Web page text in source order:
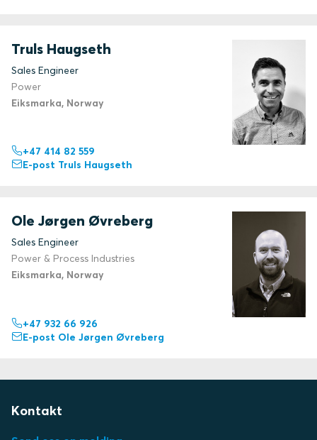
Truls Haugseth
Sales Engineer
Power
Eiksmarka, Norway
+47 414 82 559
E-post Truls Haugseth
Ole Jørgen Øvreberg
Sales Engineer
Power & Process Industries
Eiksmarka, Norway
+47 932 66 926
E-post Ole Jørgen Øvreberg
Kontakt